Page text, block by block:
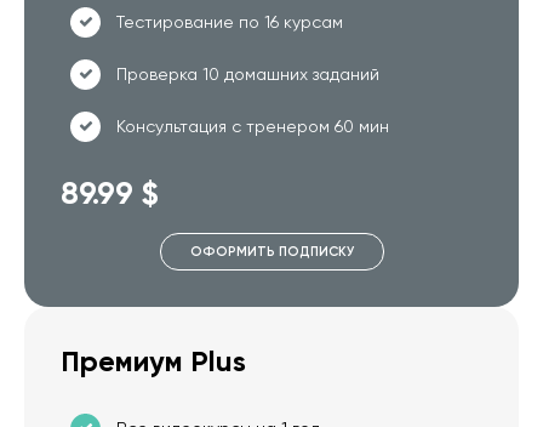
Тестирование по 16 курсам
Проверка 10 домашних заданий
Консультация с тренером 60 мин
89.99 $
ОФОРМИТЬ ПОДПИСКУ
Премиум Plus